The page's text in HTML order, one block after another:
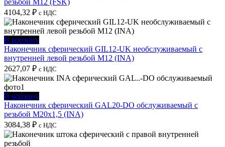
4104,32 ₽ с НДС
В корзину
Наконечник сферический GIL12-UK необслуживаемый с
внутренней левой резьбой M12 (INA)
2627,07 ₽ с НДС
В корзину
Наконечник сферический GAL20-DO обслуживаемый с
резьбой M20x1,5 (INA)
3084,38 ₽ с НДС